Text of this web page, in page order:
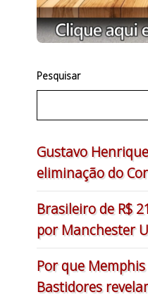
Pesquisar
Gustavo
eliminação do
Brasileiro de R$
por Manchester
Por que
Bastidores